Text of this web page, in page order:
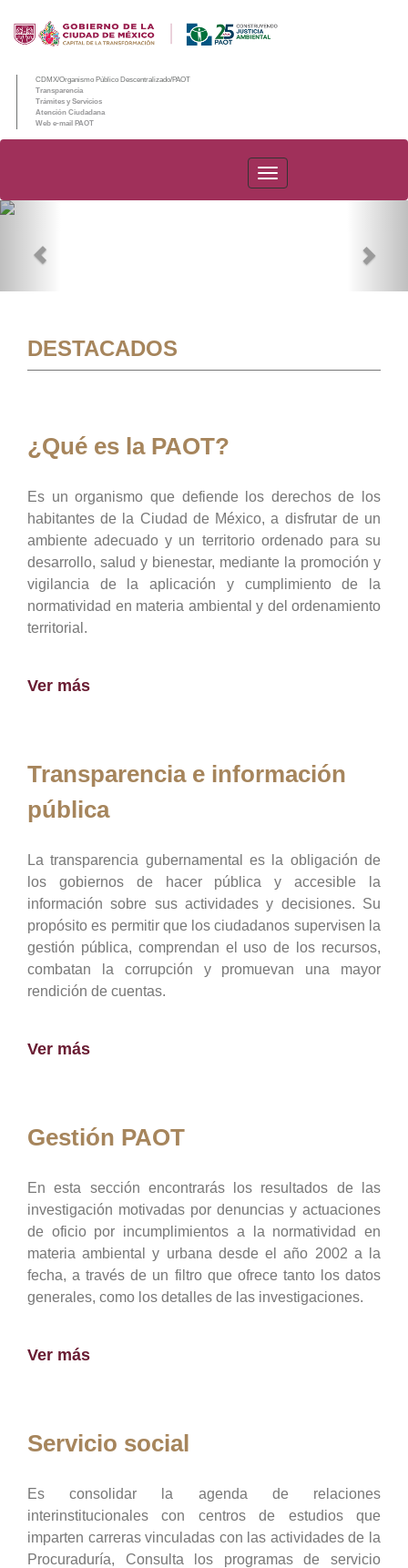
CDMX/Organismo Público Descentralizado/PAOT
Transparencia
Trámites y Servicios
Atención Ciudadana
Web e-mail PAOT
PAOT
DESTACADOS
¿Qué es la PAOT?
Es un organismo que defiende los derechos de los
habitantes de la Ciudad de México, a disfrutar de un
ambiente adecuado y un territorio ordenado para su
desarrollo, salud y bienestar, mediante la promoción y
vigilancia de la aplicación y cumplimiento de la
normatividad en materia ambiental y del ordenamiento
territorial.
Ver más
Transparencia e información
pública
La transparencia gubernamental es la obligación de
los gobiernos de hacer pública y accesible la
información sobre sus actividades y decisiones. Su
propósito es permitir que los ciudadanos supervisen la
gestión pública, comprendan el uso de los recursos,
combatan la corrupción y promuevan una mayor
rendición de cuentas.
Ver más
Gestión PAOT
En esta sección encontrarás los resultados de las
investigación motivadas por denuncias y actuaciones
de oficio por incumplimientos a la normatividad en
materia ambiental y urbana desde el año 2002 a la
fecha, a través de un filtro que ofrece tanto los datos
generales, como los detalles de las investigaciones.
Ver más
Servicio social
Es consolidar la agenda de relaciones
interinstitucionales con centros de estudios que
imparten carreras vinculadas con las actividades de la
Procuraduría, Consulta los programas de servicio